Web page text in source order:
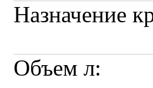
Назначение
Объем л: